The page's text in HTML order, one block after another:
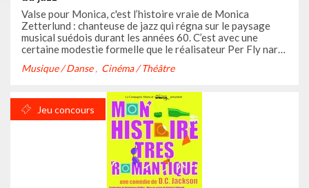
Valse pour Monica, c'est l’histoire vraie de Monica
Zetterlund : chanteuse de jazz qui régna sur le paysage
musical suédois durant les années 60. C’est avec une
certaine modestie formelle que le réalisateur Per Fly narre
pour avoir été la première à interpréter des standards US
Musique / Danse Cinéma / Théâtre
Jeu concours